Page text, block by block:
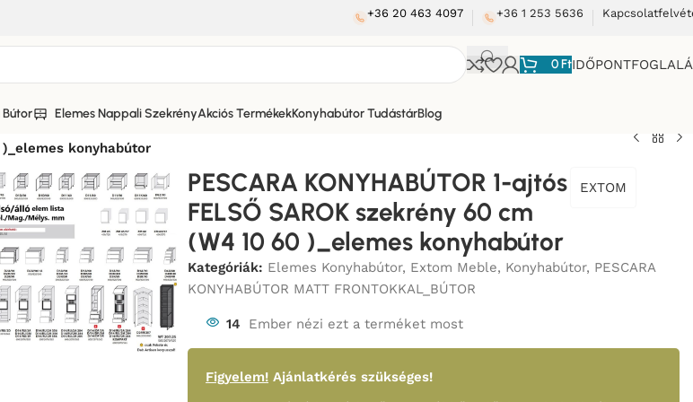
+36 20 463 4097 +36 1 253 5636
0Ft
Elemes Nappali SzekrényAkciós TermékekKonyhabútor TudástárBlog
MATT FRONTOKKAL_BÚTOR /
)_elemes konyhabútor
PESCARA KONYHABÚTOR 1-ajtós
FELSŐ SAROK szekrény 60 cm
(W4 10 60 )_elemes konyhabútor
EXTOM
Kategóriák: Elemes Konyhabútor, Extom Meble, Konyhabútor, PESCARA
KONYHABÚTOR MATT FRONTOKKAL_BÚTOR
14 Ember nézi ezt a terméket most
Figyelem! Ajánlatkérés szükséges!